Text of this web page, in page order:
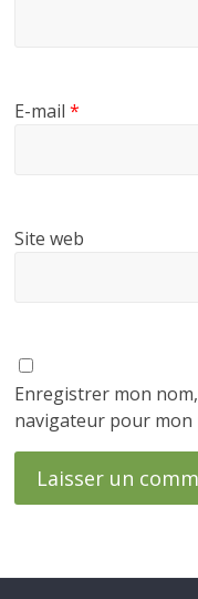
E-mail*
Site web
Enregistrer mon
navigateur pour mon